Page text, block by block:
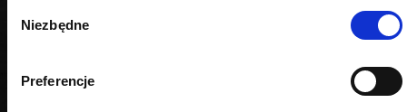
zgody
Niezbędne
Preferencje